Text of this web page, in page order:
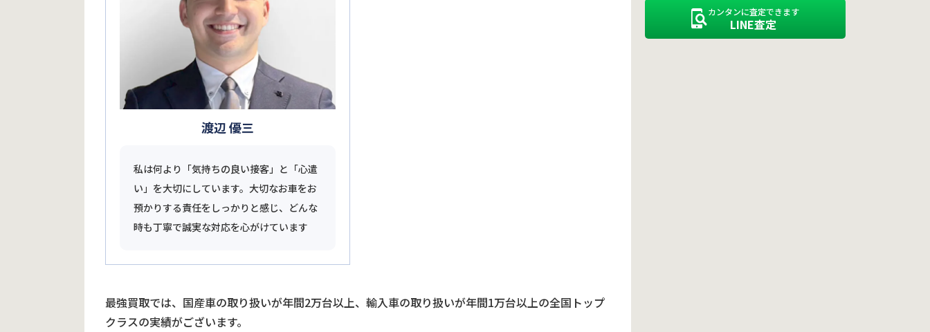
渡辺 優三
私は何より「気持ちの良い接客」と「心遣
い」を大切にしています。大切なお車をお
預かりする責任をしっかりと感じ、どんな
時も丁寧で誠実な対応を心がけています
最強買取では、国産車の取り扱いが年間2万台以上、輸入車の取り扱いが年間1万台以上の全国トップ
クラスの実績がございます。
カンタンに査定できます
LINE査定